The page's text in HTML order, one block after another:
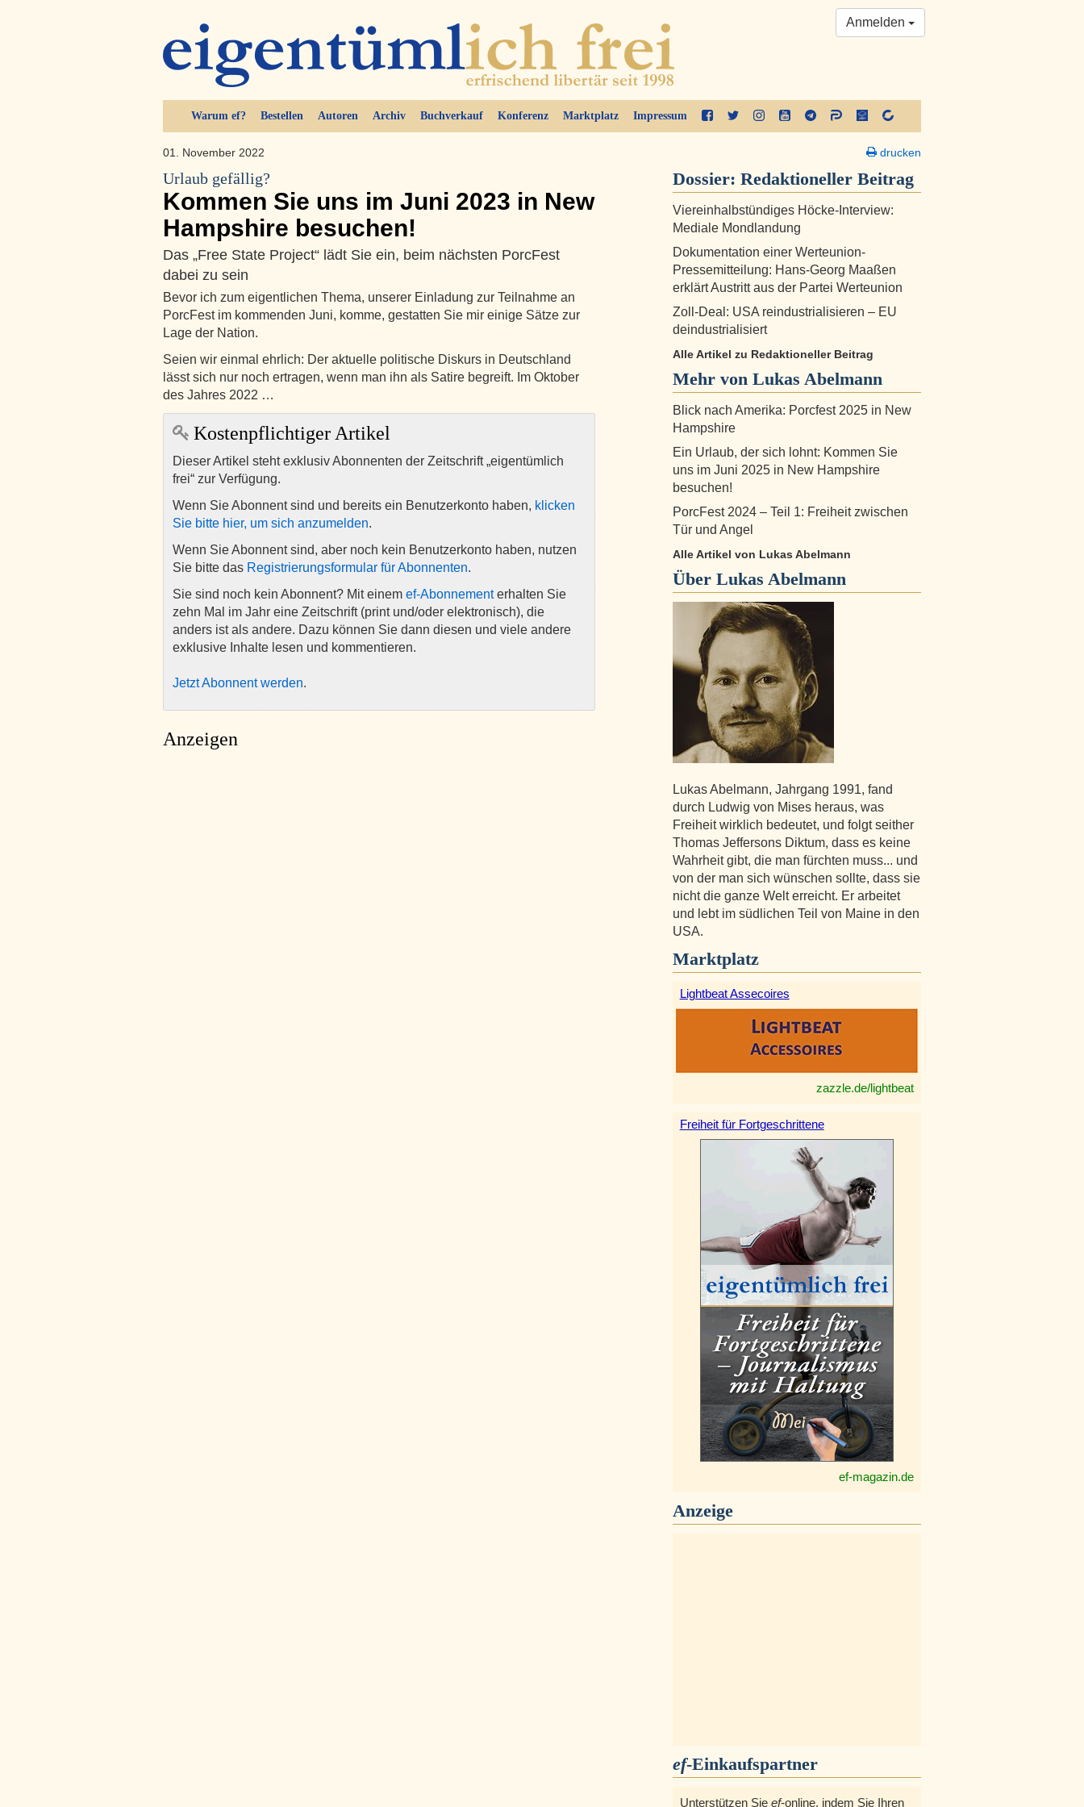
Warum ef? Bestellen Autoren Archiv Buchverkauf Konferenz Marktplatz Impressum
Anmelden
01. November 2022
Urlaub gefällig?
Kommen Sie uns im Juni 2023 in New
Hampshire besuchen!
Das „Free State Project“ lädt Sie ein, beim nächsten PorcFest
dabei zu sein
Bevor ich zum eigentlichen Thema, unserer Einladung zur Teilnahme an
PorcFest im kommenden Juni, komme, gestatten Sie mir einige Sätze zur
Lage der Nation.
Seien wir einmal ehrlich: Der aktuelle politische Diskurs in Deutschland
lässt sich nur noch ertragen, wenn man ihn als Satire begreift. Im Oktober
des Jahres 2022 …
Kostenpflichtiger Artikel
Dieser Artikel steht exklusiv Abonnenten der Zeitschrift „eigentümlich
frei“ zur Verfügung.
Wenn Sie Abonnent sind und bereits ein Benutzerkonto haben, klicken
Sie bitte hier, um sich anzumelden.
Wenn Sie Abonnent sind, aber noch kein Benutzerkonto haben, nutzen
Sie bitte das Registrierungsformular für Abonnenten.
Sie sind noch kein Abonnent? Mit einem ef-Abonnementerhalten Sie
zehn Mal im Jahr eine Zeitschrift (print und/oder elektronisch), die
anders ist als andere. Dazu können Sie dann diesen und viele andere
exklusive Inhalte lesen und kommentieren.
Jetzt Abonnent werden.
Anzeigen
drucken
Dossier: Redaktioneller Beitrag
Viereinhalbstündiges Höcke-Interview:
Mediale Mondlandung
Dokumentation einer Werteunion-
Pressemitteilung: Hans-Georg Maaßen
erklärt Austritt aus der Partei Werteunion
Zoll-Deal: USA reindustrialisieren – EU
deindustrialisiert
Alle Artikel zu Redaktioneller Beitrag
Mehr von Lukas Abelmann
Blick nach Amerika: Porcfest 2025 in New
Hampshire
Ein Urlaub, der sich lohnt: Kommen Sie
uns im Juni 2025 in New Hampshire
besuchen!
PorcFest 2024 – Teil 1: Freiheit zwischen
Tür und Angel
Alle Artikel von Lukas Abelmann
Über Lukas Abelmann
Lukas Abelmann, Jahrgang 1991, fand
durch Ludwig von Mises heraus, was
Freiheit wirklich bedeutet, und folgt seither
Thomas Jeffersons Diktum, dass es keine
Wahrheit gibt, die man fürchten muss... und
von der man sich wünschen sollte, dass sie
nicht die ganze Welt erreicht. Er arbeitet
und lebt im südlichen Teil von Maine in den
USA.
Marktplatz
Lightbeat Assecoires
zazzle.de/lightbeat
Freiheit für Fortgeschrittene
ef-magazin.de
Anzeige
ef-Einkaufspartner
Unterstützen Sie ef-online, indem Sie Ihren